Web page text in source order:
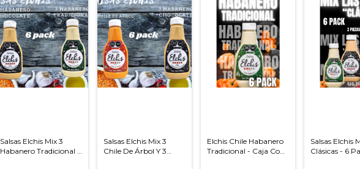
Salsas Elchis Mix 3
Habanero Tradicional Y
Salsas Elchis Mix 3
Chile De Árbol Y 3
Elchis Chile Habanero
Tradicional - Caja Con
Salsas Elchis
Clásicas - 6